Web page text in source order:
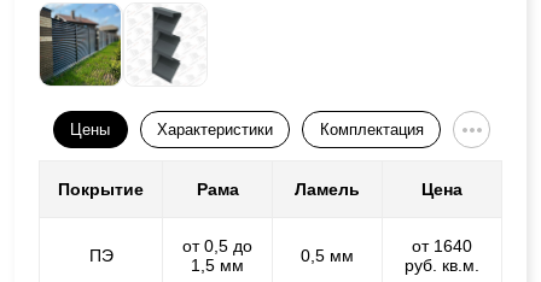
Цены Характеристики Комплектация
Покрытие Рама Ламель Цена
ПЭ
от 0,5 до
1,5 мм
0,5 мм
от 1640
руб. кв.м.